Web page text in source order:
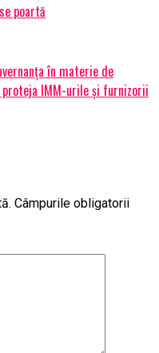
poartă
în materie de
IMM-urile și furnizorii
Câmpurile obligatorii